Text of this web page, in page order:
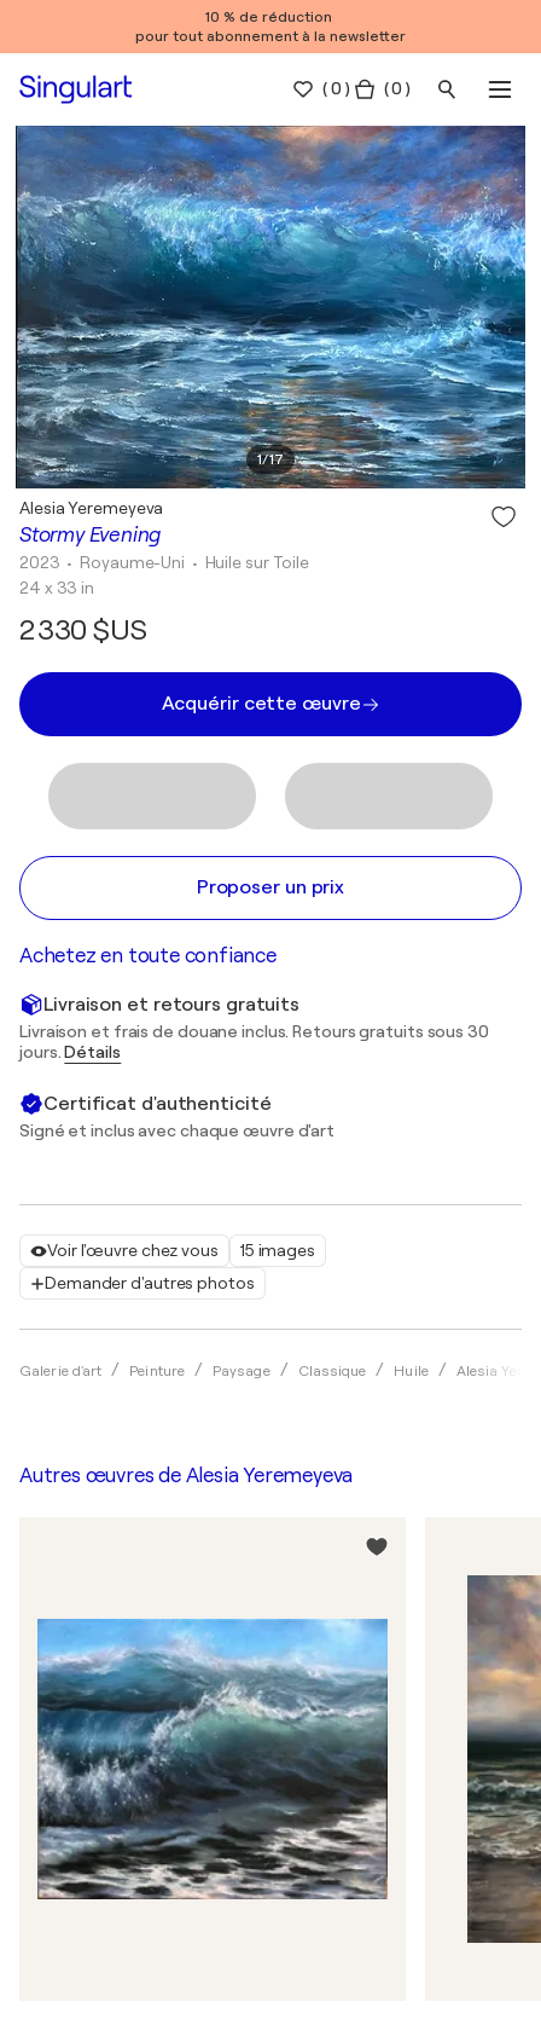
10 % de réduction
pour tout abonnement à la newsletter
(0 ) ( 0 )
1/17
Voir l'œuvre chez vous
15 images
Demander d'autres photos
Galerie d'art Peinture Paysage Classique Huile Alesia
Stormy Evening
Alesia Yeremeyeva
2023 • Royaume-Uni • Huile sur Toile
24 x 33 in
2 330 $US
Acquérir cette œuvre
Proposer un prix
Achetez en toute confiance
Livraison et retours gratuits
Livraison et frais de douane inclus. Retours gratuits sous 30
jours.Détails
Certificat d'authenticité
Signé et inclus avec chaque œuvre d'art
Autres œuvres de Alesia Yeremeyeva